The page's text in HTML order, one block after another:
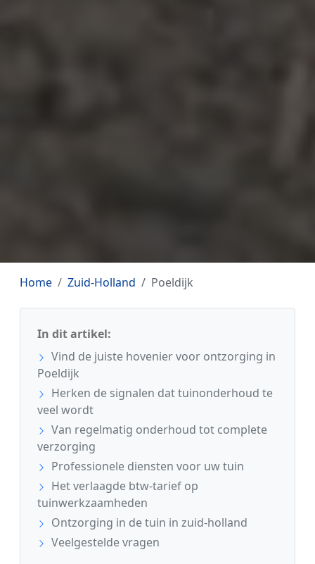
Home Zuid-Holland Poeldijk
In dit artikel:
Vind de juiste hovenier voor ontzorging in
Poeldijk
Herken de signalen dat tuinonderhoud te
veel wordt
Van regelmatig onderhoud tot complete
verzorging
Professionele diensten voor uw tuin
Het verlaagde btw-tarief op
tuinwerkzaamheden
Ontzorging in de tuin in zuid-holland
Veelgestelde vragen